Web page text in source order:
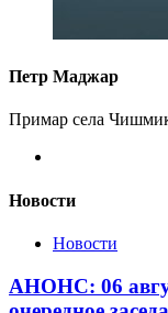
Петр Маджар
Примар села
Новости
Новости
АНОНС: 06